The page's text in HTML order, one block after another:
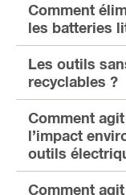
Comment
les batteries
Les outils
recyclables ?
Comment
l’impact
outils
Comment